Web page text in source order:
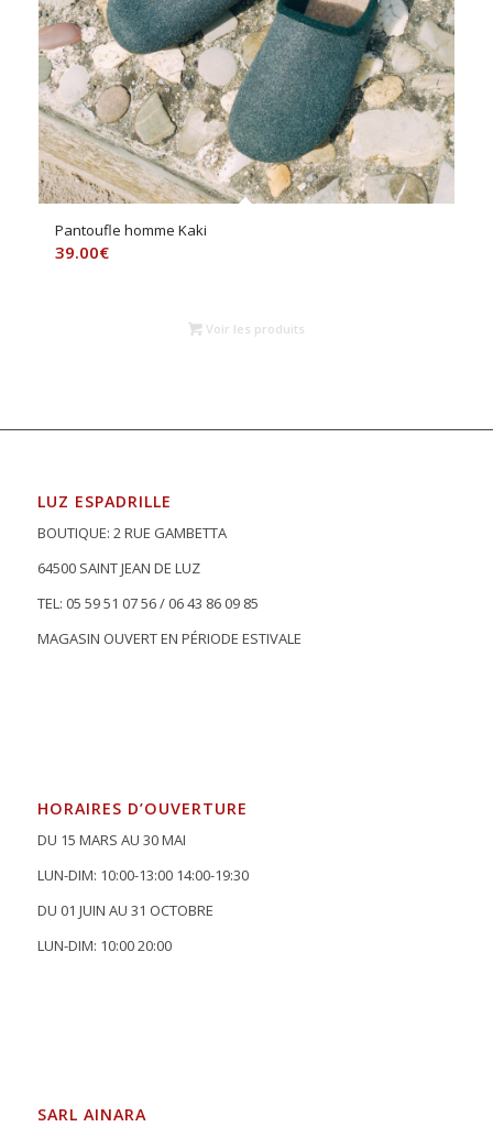
Pantoufle homme Kaki
39.00€
Voir les produits
LUZ ESPADRILLE
BOUTIQUE: 2 RUE GAMBETTA
64500 SAINT JEAN DE LUZ
TEL: 05 59 51 07 56 / 06 43 86 09 85
MAGASIN OUVERT EN PÉRIODE ESTIVALE
HORAIRES D’OUVERTURE
DU 15 MARS AU 30 MAI
LUN-DIM: 10:00-13:00 14:00-19:30
DU 01 JUIN AU 31 OCTOBRE
LUN-DIM: 10:00 20:00
SARL AINARA